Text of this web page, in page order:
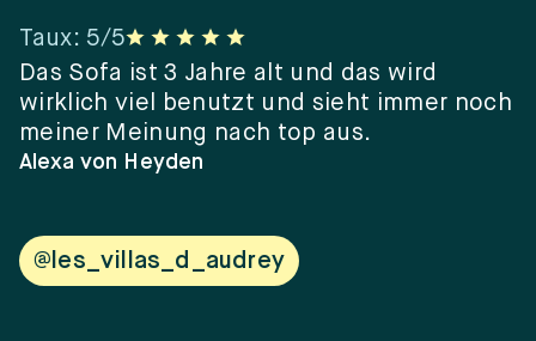
Das Sofa ist 3 Jahre alt und das wird
wirklich viel benutzt und sieht immer noch
meiner Meinung nach top aus.
Alexa von Heyden
Taux: 5/5
@les_villas_d_audrey